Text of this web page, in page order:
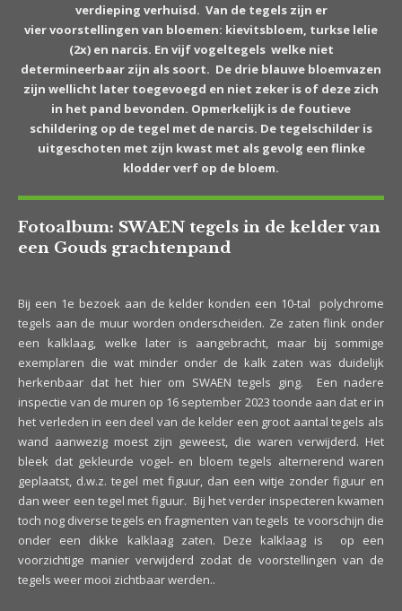
verdieping verhuisd. Van de tegels zijn er
viervoorstellingen van bloemen: kievitsbloem, turkse lelie
(2x) en narcis. En vijf vogeltegels welke niet
determineerbaar zijn als soort. De drie blauwe bloemvazen
zijn wellicht later toegevoegd en niet zeker is of deze zich
in het pand bevonden. Opmerkelijk is de foutieve
schildering op de tegel met de narcis. De tegelschilder is
uitgeschoten met zijn kwast met als gevolg een flinke
klodder verf op de bloem.
Fotoalbum: SWAEN tegels in de kelder van
een Gouds grachtenpand
Bij een 1e bezoek aan de kelder konden een 10-tal polychrome
tegels aan de muur worden onderscheiden. Ze zaten flink onder
een kalklaag, welke later is aangebracht, maar bij sommige
exemplaren die wat minder onder de kalk zaten was duidelijk
herkenbaar dat het hier om SWAEN tegels ging. Een nadere
inspectie van de muren op 16 september 2023 toonde aan dat er in
het verleden in een deel van de kelder een groot aantal tegels als
wand aanwezig moest zijn geweest, die waren verwijderd. Het
bleek dat gekleurde vogel- en bloem tegels alternerend waren
geplaatst, d.w.z. tegel met figuur, dan een witje zonder figuur en
dan weer een tegel met figuur. Bij het verder inspecteren kwamen
toch nog diverse tegels en fragmenten van tegels te voorschijn die
onder een dikke kalklaag zaten. Deze kalklaag is op een
voorzichtige manier verwijderd zodat de voorstellingen van de
tegels weer mooi zichtbaar werden..